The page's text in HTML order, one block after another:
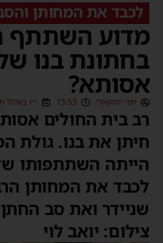
לכבד את המחותן
מדוע השתתף
בחתונת בנו
אסותא?
יוסי יחזקאלי 15:53 י״ז באלול תשפ״ב
רב בית החולים
חיתן את בנו.
הייתה השתתפותו
לכבד את המחותן
שניידר ואת סב החתן
צילום: יואב לוי